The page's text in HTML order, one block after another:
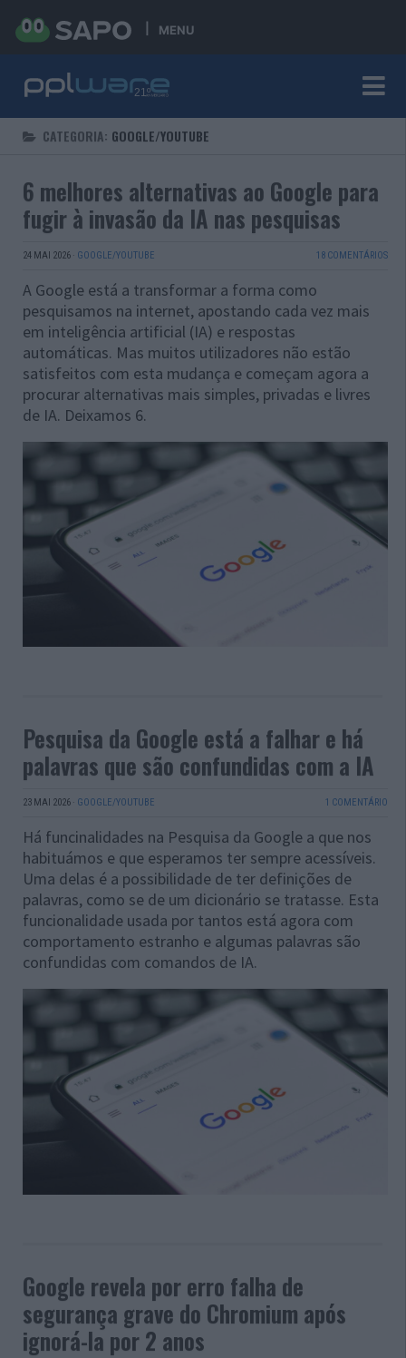
MENU
CATEGORIA: GOOGLE/YOUTUBE
6 melhores alternativas ao Google para
fugir à invasão da IA nas pesquisas
24 MAI 2026 · GOOGLE/YOUTUBE 18 COMENTÁRIOS
A Google está a transformar a forma como
pesquisamos na internet, apostando cada vez mais
em inteligência artificial (IA) e respostas
automáticas. Mas muitos utilizadores não estão
satisfeitos com esta mudança e começam agora a
procurar alternativas mais simples, privadas e livres
de IA. Deixamos 6.
Pesquisa da Google está a falhar e há
palavras que são confundidas com a IA
23 MAI 2026 · GOOGLE/YOUTUBE 1 COMENTÁRIO
Há funcinalidades na Pesquisa da Google a que nos
habituámos e que esperamos ter sempre acessíveis.
Uma delas é a possibilidade de ter definições de
palavras, como se de um dicionário se tratasse. Esta
funcionalidade usada por tantos está agora com
comportamento estranho e algumas palavras são
confundidas com comandos de IA.
Google revela por erro falha de
segurança grave do Chromium após
ignorá-la por 2 anos